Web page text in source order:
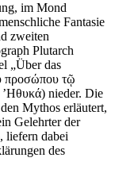
im Mond
Fantasie
zweiten
Plutarch
„Über das
προσώπου τῷ
nieder. Die
Mythos erläutert,
Gelehrter der
liefern dabei
des